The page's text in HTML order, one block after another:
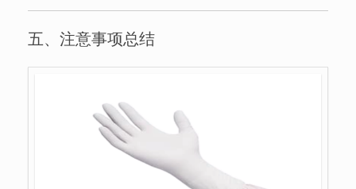
五、注意事项总结